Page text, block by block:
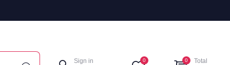
Sign in 0 0 Total